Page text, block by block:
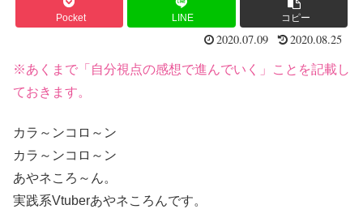
Pocket LINE コピー
2020.07.09 2020.08.25
※あくまで「自分視点の感想で進んでいく」ことを記載し
ておきます。
カラ～ンコロ～ン
カラ～ンコロ～ン
あやネころ～ん。
実践系Vtuberあやネころんです。